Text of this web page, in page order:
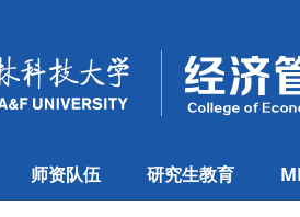
师资队伍 研究生教育